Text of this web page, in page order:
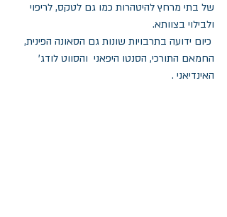
של בתי מרחץ להיטהרות כמו גם לטקס, לריפוי
ולבילוי בצוותא.
כיום ידועה בתרבויות שונות גם הסאונה הפינית,
החמאם התורכי, הסנטו היפאני  והסווט לודג'
האינדיאני .